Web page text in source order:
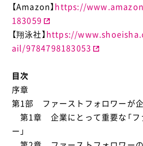
【Amazon】https://
183059
【翔泳社】https://
ail/9784798183053
目次
序章
第1部 ファーストフォロワーが
第1章 企業にとって重要な「フ
ー」